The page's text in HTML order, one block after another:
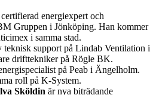
energiexpert och
Gruppen i Jönköping. Han kommer
i samma stad.
teknisk support på Lindab Ventilation i
drifttekniker på Rögle BK.
på Peab i Ängelholm.
roll på K-System.
Sköldin är nya biträdande